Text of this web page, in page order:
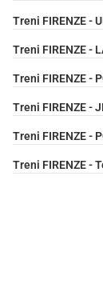
Treni FIRENZE -
Treni FIRENZE -
Treni FIRENZE -
Treni FIRENZE -
Treni FIRENZE -
Treni FIRENZE -